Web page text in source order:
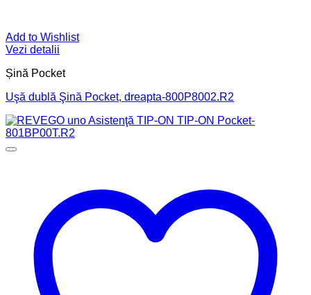
Add to Wishlist
Vezi detalii
Șină Pocket
Uşă dublă Şină Pocket, dreapta-800P8002.R2